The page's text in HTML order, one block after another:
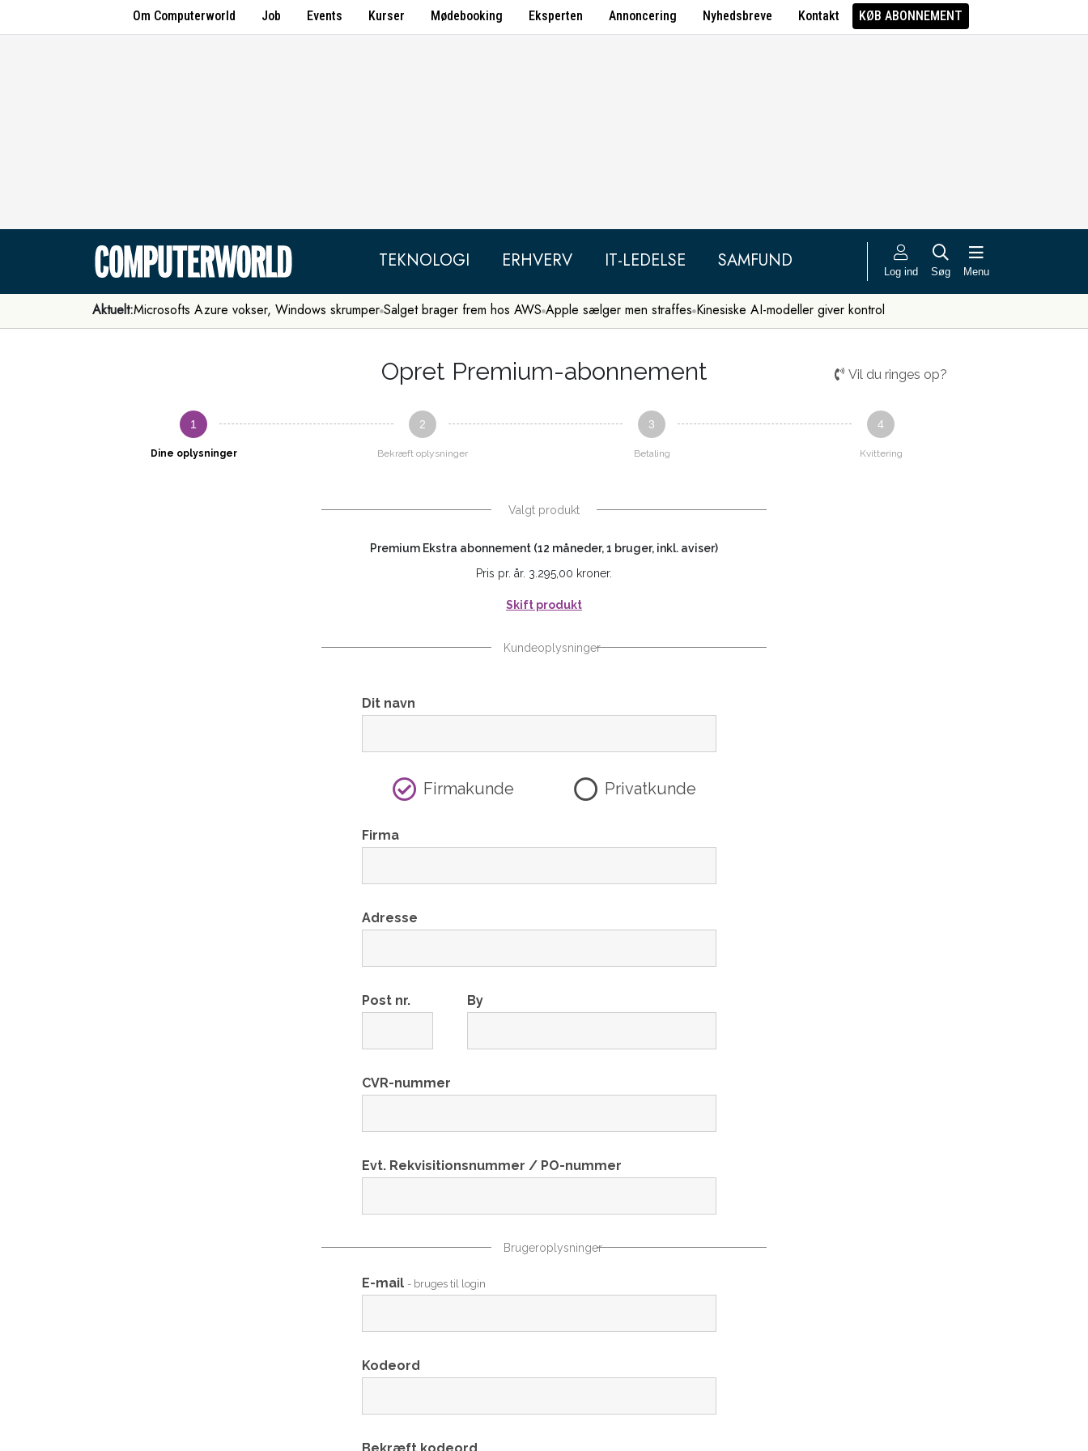
Om Computerworld Job Events Kurser Mødebooking Eksperten Annoncering Nyhedsbreve Kontakt KØB ABONNEMENT
TEKNOLOGI ERHVERV IT-LEDELSE SAMFUND Log ind Søg Menu
Aktuelt:Microsofts Azure vokser, Windows skrumper Salget brager frem hos AWS Apple sælger men straffes Kinesiske AI-modeller giver kontrol
Opret Premium-abonnement Vil du ringes op?
1
Dine oplysninger
2
Bekræft oplysninger
3
Betaling
4
Kvittering
Valgt produkt
Premium Ekstra abonnement (12 måneder, 1 bruger, inkl. aviser)
Pris pr. år. 3.295,00 kroner.
Skift produkt
Kundeoplysninger
Dit navn
Firmakunde Privatkunde
Firma
Adresse
Post nr. By
CVR-nummer
Evt. Rekvisitionsnummer / PO-nummer
Brugeroplysninger
E-mail - bruges til login
Kodeord